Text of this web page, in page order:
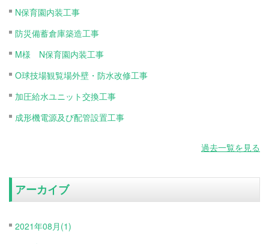
N保育園内装工事
防災備蓄倉庫築造工事
M様 N保育園内装工事
O球技場観覧場外壁・防水改修工事
加圧給水ユニット交換工事
成形機電源及び配管設置工事
過去一覧を見る
アーカイブ
2021年08月(1)